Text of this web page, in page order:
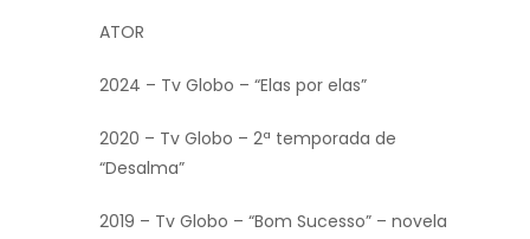
ATOR
2024 – Tv Globo – “Elas por elas”
2020 – Tv Globo – 2ª temporada de
“Desalma”
2019 – Tv Globo – “Bom Sucesso” – novela